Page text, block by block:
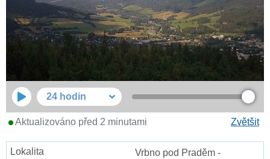
24 hodin
Zvětšit
Aktualizováno před 2 minutami
Vrbno pod Praděm -